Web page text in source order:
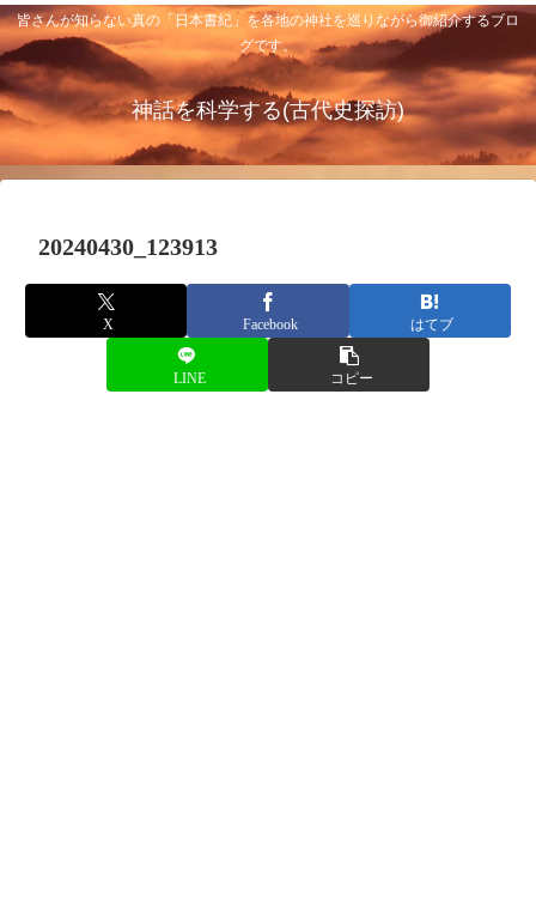
皆さんが知らない真の「日本書紀」を各地の神社を巡りながら御紹介するブロ
グです。
神話を科学する(古代史探訪)
20240430_123913
X Facebook はてブ
LINE コピー